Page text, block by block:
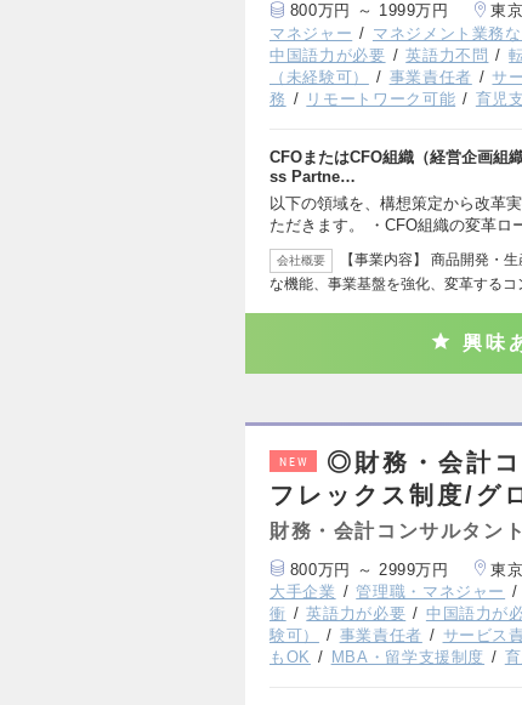
800万円 ～ 1999万円 東
マネジャー
マネジメント業務
中国語力が必要
英語力不問
（未経験可）
事業責任者 サ
務
リモートワーク可能 育児
CFOまたはCFO組織（経営企画組
ss Partne…
以下の領域を、構想策定から改革
ただきます。 ・CFO組織の変革ロ
会社概要
【事業内容】 商品開発・
な機能、事業基盤を強化、変革する
興味
NEW
◎財務・会計
フレックス制度/グ
財務・会計コンサルタント
800万円 ～ 2999万円 東
大手企業
管理職・マネジャー
衝
英語力が必要 中国語力が
験可）
事業責任者 サービス
もOK
MBA・留学支援制度